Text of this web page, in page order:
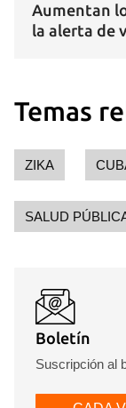
Aumentan
la alerta de
Temas
ZIKA
SALUD
Boletín
Suscripción al